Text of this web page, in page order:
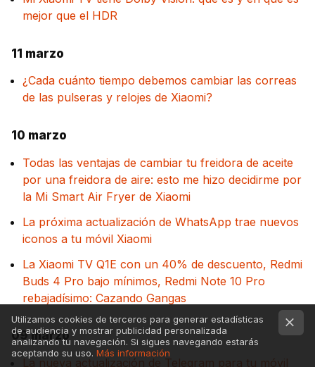
mejor que el HDR
11 marzo
¿Cada cuánto tiempo debemos cambiar las correas
de las pulseras y relojes de Xiaomi?
10 marzo
Todas las ventajas de cambiar tu freidora de aceite
por una freidora de aire: esto me hizo decidirme por
la Mi Smart Air Fryer de Xiaomi
La próxima actualización de WhatsApp trae nuevos
iconos a tu móvil Xiaomi
La Xiaomi TV Q1E con un 40% de descuento, Redmi
Buds 4 Pro bajo mínimos, Redmi Note 10 Pro
rebajadísimo: Cazando Gangas
09 marzo
La nueva actualización de Telegram para tu móvil
Utilizamos cookies de terceros para generar estadísticas
de audiencia y mostrar publicidad personalizada
analizando tu navegación. Si sigues navegando estarás
aceptando su uso. Más información